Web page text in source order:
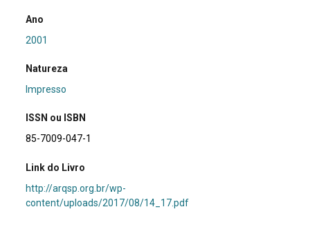
Ano
2001
Natureza
Impresso
ISSN ou ISBN
85-7009-047-1
Link do Livro
http://arqsp.org.br/wp-
content/uploads/2017/08/14_17.pdf